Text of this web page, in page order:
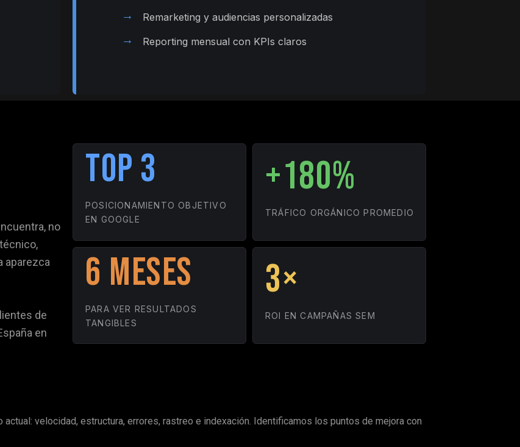
→ Remarketing y audiencias personalizadas
→ Reporting mensual con KPIs claros
no
aparezca
de
en
TOP 3
POSICIONAMIENTO OBJETIVO
EN GOOGLE
+180%
TRÁFICO ORGÁNICO PROMEDIO
6 MESES
PARA VER RESULTADOS
TANGIBLES
3×
ROI EN CAMPAÑAS SEM
velocidad, estructura, errores, rastreo e indexación. Identificamos los puntos de mejora con